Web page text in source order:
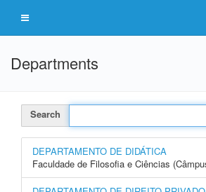
Departments
Search
DEPARTAMENTO DE DIDÁTICA
Faculdade de Filosofia e Ciências